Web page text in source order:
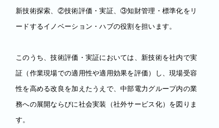
新技術探索、②技術評価・実証、③知財管理・標準化をリ
ードするイノベーション・ハブの役割を担います。
このうち、技術評価・実証においては、新技術を社内で実
証（作業現場での適用性や適用効果を評価）し、現場受容
性を高める改良を加えたうえで、中部電力グループ内の業
務への展開ならびに社会実装（社外サービス化）を図りま
す。